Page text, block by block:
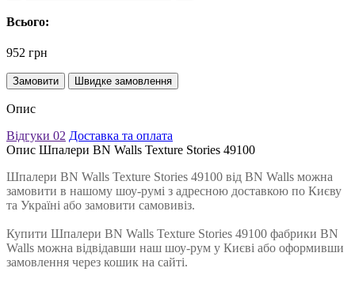
Всього:
952 грн
Замовити Швидке замовлення
Опис
Відгуки 02 Доставка та оплата
Опис Шпалери BN Walls Texture Stories 49100
Шпалери BN Walls Texture Stories 49100 від BN Walls можна
замовити в нашому шоу-румі з адресною доставкою по Києву
та Україні або замовити самовивіз.
Купити Шпалери BN Walls Texture Stories 49100 фабрики BN
Walls можна відвідавши наш шоу-рум у Києві або оформивши
замовлення через кошик на сайті.